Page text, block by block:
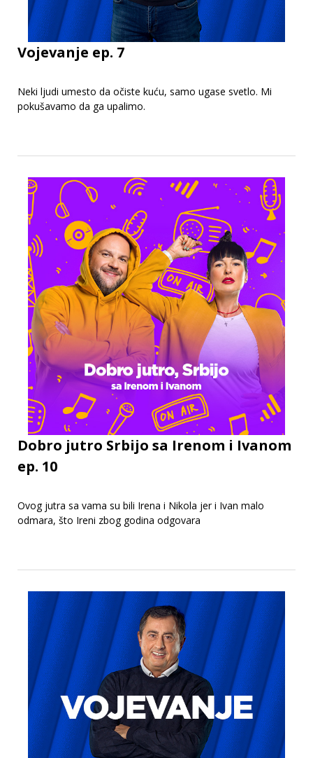
Vojevanje ep. 7
Neki ljudi umesto da očiste kuću, samo ugase svetlo. Mi
pokušavamo da ga upalimo.
Dobro jutro Srbijo sa Irenom i Ivanom
ep. 10
Ovog jutra sa vama su bili Irena i Nikola jer i Ivan malo
odmara, što Ireni zbog godina odgovara